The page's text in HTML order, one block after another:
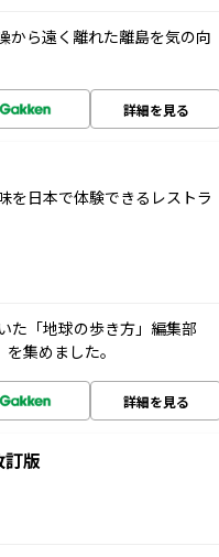
から遠く離れた離島を気の向
詳細を見る
日本で体験できるレストラ
た「地球の歩き方」編集部
集めました。
詳細を見る
版